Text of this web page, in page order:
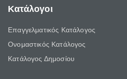
Κατάλογοι
Επαγγελματικός Κατάλογος
Ονομαστικός Κατάλογος
Κατάλογος Δημοσίου